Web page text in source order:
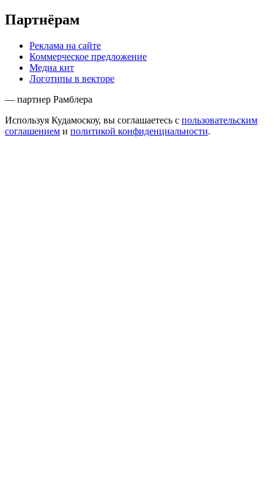
Партнёрам
Реклама на сайте
Коммерческое предложение
Медиа кит
Логотипы в векторе
— партнер Рамблера
Используя Кудамоскоу, вы соглашаетесь с пользовательским
соглашением и политикой конфиденциальности.